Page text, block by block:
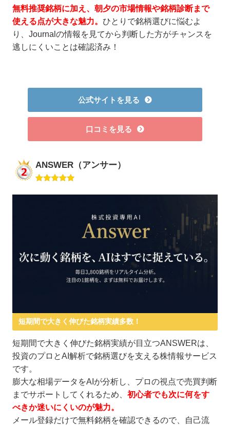
無料推奨銘柄に加え、朝夕の市場情報や銘柄診断まで
使える点が大きな魅力。 ひとりで銘柄選びに悩むよ
り、Journalの情報を見てから判断した方がチャンスを
逃しにくいことは確認済み！
公式サイトを見る
口コミを見る
ANSWER（アンサー）
短期間で大きく伸びた銘柄実績多数！
短期間で大きく伸びた銘柄実績が目立つANSWERは、
投資のプロとAI解析で銘柄選びを支える株情報サービス
です。
膨大な相場データをAIが分析し、プロの視点で売買判断
までサポートしてくれるため、初心者でも次に何をす
べきか迷いにくいのが魅力。
メール登録だけで無料銘柄を確認できるので、自己流